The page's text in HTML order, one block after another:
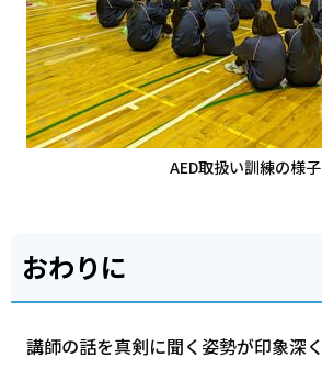
AED取扱い訓練の様子
おわりに
講師の話を真剣に聞く姿勢が印象深